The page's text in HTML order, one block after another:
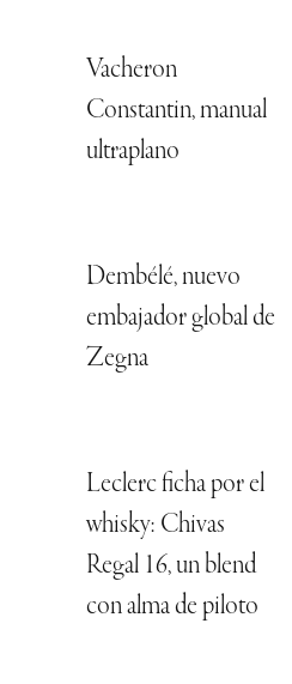
Vacheron
Constantin, manual
ultraplano
Dembélé, nuevo
embajador global de
Zegna
Leclerc ficha por el
whisky: Chivas
Regal 16, un blend
con alma de piloto